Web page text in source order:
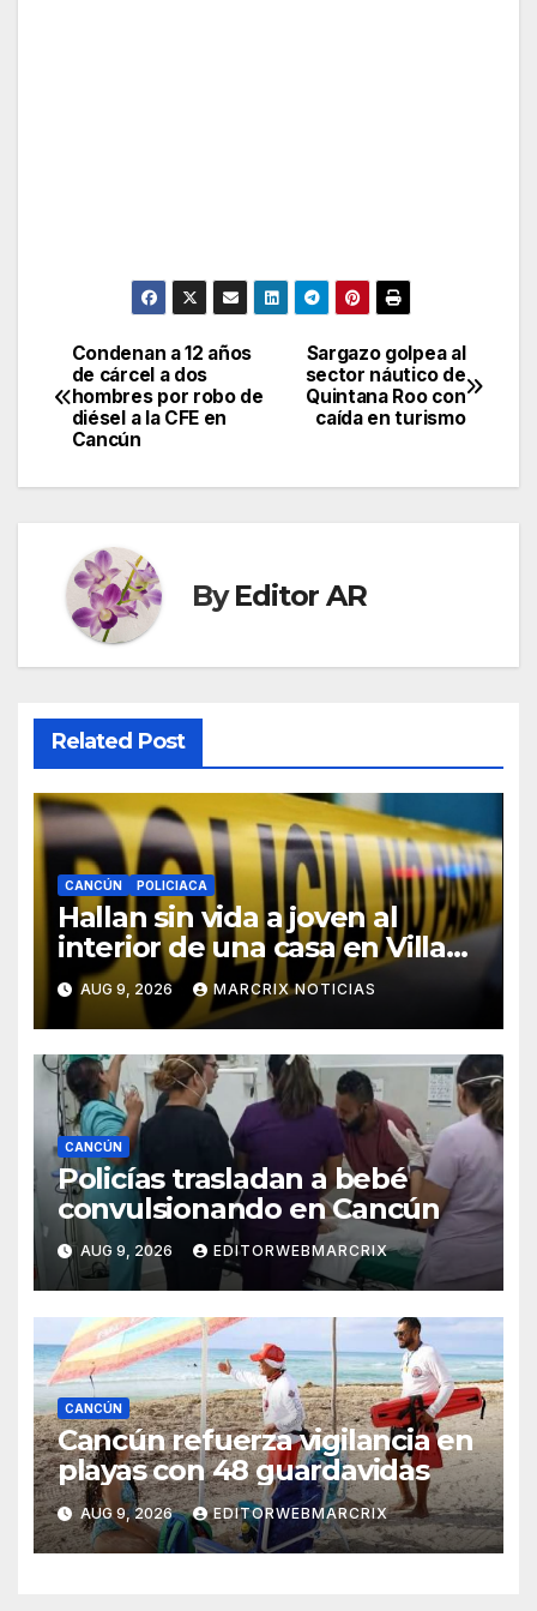
Post
navigation
Sargazo golpea al
sector náutico de
Quintana Roo con
caída en turismo
Condenan a 12 años
de cárcel a dos
hombres por robo de
diésel a la CFE en
Cancún
ByEditor AR
Related Post
CANCÚN POLICIACA
Hallan sin vida a joven al
interior de una casa en Villas
Otoch de Cancún
AUG 9, 2026 MARCRIX NOTICIAS
CANCÚN
Policías trasladan a bebé
convulsionando en Cancún
AUG 9, 2026 EDITORWEBMARCRIX
CANCÚN
Cancún refuerza vigilancia en
playas con 48 guardavidas
AUG 9, 2026 EDITORWEBMARCRIX